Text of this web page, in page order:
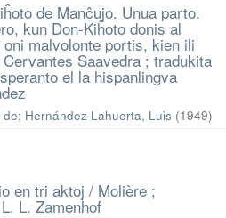
de Manĉujo. Unua parto.
kun Don-Kiĥoto donis al
malvolonte portis, kien ili
Saavedra ; tradukita
el la hispanlingva
de; Hernández Lahuerta, Luis (1949)
en tri aktoj / Molière ;
L. Zamenhof